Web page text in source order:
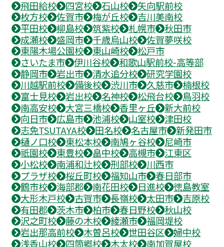
飛田給校
四宮校 石山校
矢向駅前校
枚方校
佐賀市 梅が丘校
吉川美南校
平田校
柳島校 筑紫校 札幌市
秋田市
成瀬校
盛岡市 千歳烏山校
佐賀夢咲校
東陽木場公園校
東山崎校
松戸市
さいたま市
伊川谷校
和歌山駅前校-高等部
静岡市
岩出市 清水追分校
研究学園校
川越駅前校
備後校 渋川市 久慈市
楠根校
富士見校
岩出校 名神校 松飛台校
鳥羽校
南高安校
大宮三橋校 香里ヶ丘
新大前校
向日市
広島市 池浦校 山室校
津田校
志免TSUTAYA校
田名校 名古屋市
新発田市
樋ノ口校
東松本校 南鳩ヶ谷校
尼崎市
祇園校
東豊校 畠中校 高槻市
江東区
小松校
南浦和辻校 刑部校
川西市
プラザ校
桜丘町校 福知山市
春日部市
鶴市校
海部郡 南花田校 日進校
徳島教室
大形木戸校
古賀市 長嶺校 太田市
吉原校
有田郡
茨木市 柏市 春日野校
秋山校
沢之町校
藤の木校 綾瀬市
福岡堤校
岩出那高前校
木曽呂校 世田谷区
婦中校
浅香山校
四箇郷校 木太校
南加賀屋校